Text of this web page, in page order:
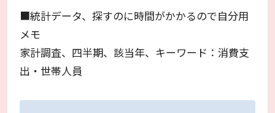
■統計データ、探すのに時間がかかるので自分用
メモ
家計調査、四半期、該当年、キーワード：消費支
出・世帯人員